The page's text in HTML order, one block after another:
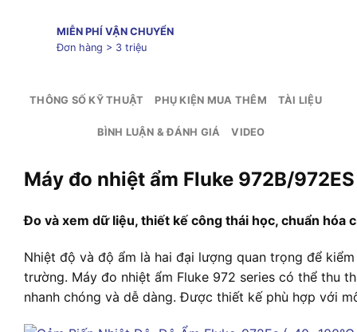
MIỄN PHÍ VẬN CHUYỂN
Đơn hàng > 3 triệu
THÔNG SỐ KỸ THUẬT PHỤ KIỆN MUA THÊM TÀI LIỆU
BÌNH LUẬN & ĐÁNH GIÁ VIDEO
Máy đo nhiệt ẩm Fluke 972B/972ES
Đo và xem dữ liệu, thiết kế công thái học, chuẩn hóa
Nhiệt độ và độ ẩm là hai đại lượng quan trọng để
trường. Máy đo nhiệt ẩm Fluke 972 series có thể thu
nhanh chóng và dễ dàng. Được thiết kế phù hợp với